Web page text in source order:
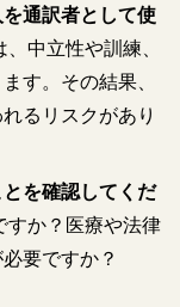
通訳者として使
中立性や訓練、
す。その結果、
るリスクがあり
を確認してくだ
すか？医療や法律
要ですか？